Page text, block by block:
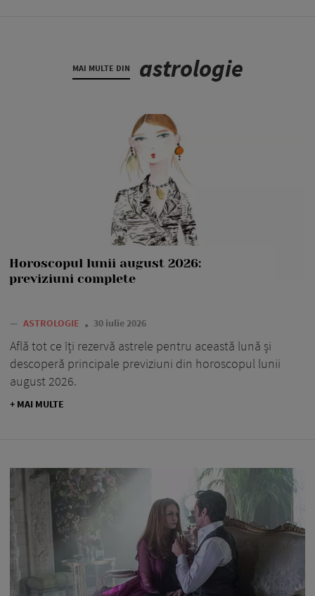
MAI MULTE DIN astrologie
Horoscopul lunii august 2026:
previziuni complete
— ASTROLOGIE 30 iulie 2026
Află tot ce îți rezervă astrele pentru această lună și
descoperă principale previziuni din horoscopul lunii
august 2026.
+ MAI MULTE